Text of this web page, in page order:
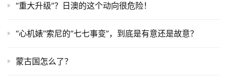
“重大升级”？日澳的这个动向很危险！
“心机婊”索尼的“七七事变”，到底是有意还是故意？
蒙古国怎么了？